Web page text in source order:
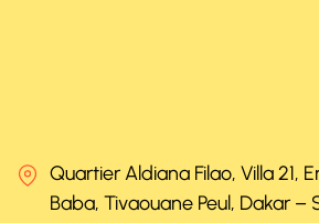
Quartier Aldiana Filao, Villa 21,
Baba, Tivaouane Peul, Dakar –